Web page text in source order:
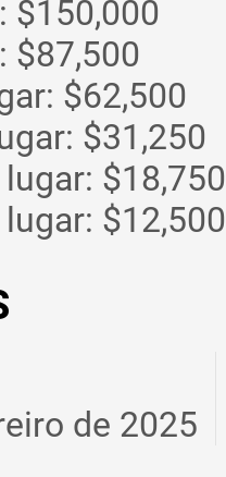
$150,000
$87,500
$62,500
$31,250
lugar: $18,750
lugar: $12,500
de 2025